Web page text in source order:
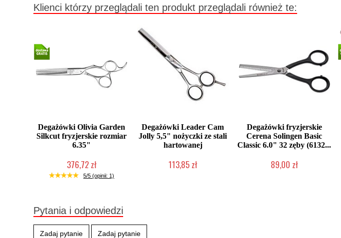
Klienci którzy przeglądali ten produkt przeglądali również te:
Degażówki Olivia Garden
Silkcut fryzjerskie rozmiar
6.35"
376,72 zł
Duża ilość (wysyłka w 24h)
5/5 (opinii: 1)
Degażówki Leader Cam
Jolly 5,5" nożyczki ze stali
hartowanej
113,85 zł
Degażówki fryzjerskie
Cerena Solingen Basic
Classic 6.0" 32 zęby (6132...
89,00 zł
Pytania i odpowiedzi
Zadaj pytanie Zadaj pytanie